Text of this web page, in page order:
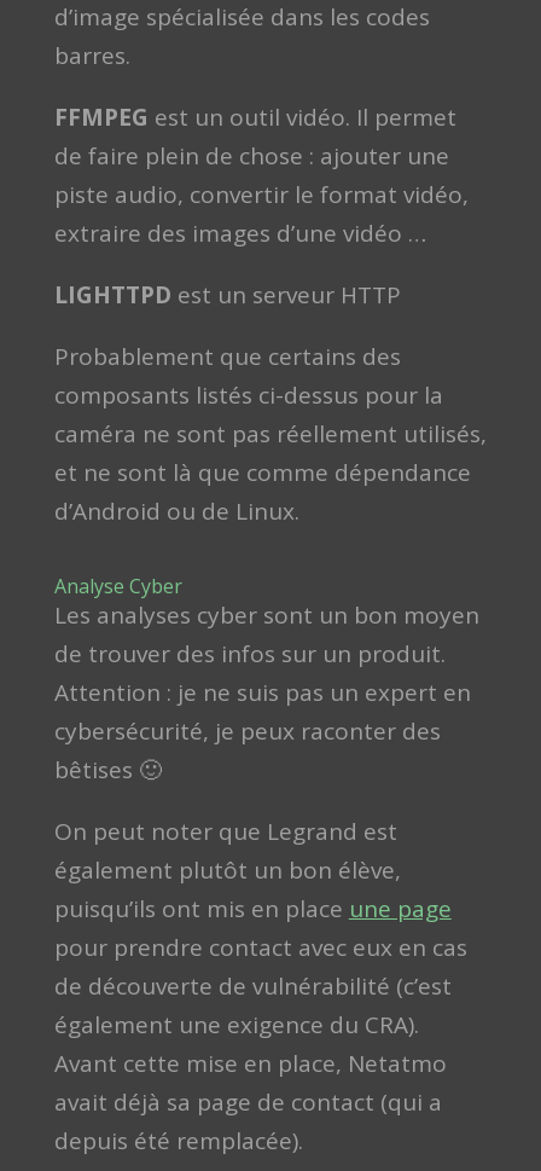
d’image spécialisée dans les codes
barres.
FFMPEG est un outil vidéo. Il permet
de faire plein de chose : ajouter une
piste audio, convertir le format vidéo,
extraire des images d’une vidéo …
LIGHTTPD est un serveur HTTP
Probablement que certains des
composants listés ci-dessus pour la
caméra ne sont pas réellement utilisés,
et ne sont là que comme dépendance
d’Android ou de Linux.
Analyse Cyber
Les analyses cyber sont un bon moyen
de trouver des infos sur un produit.
Attention : je ne suis pas un expert en
cybersécurité, je peux raconter des
bêtises 🙂
On peut noter que Legrand est
également plutôt un bon élève,
puisqu’ils ont mis en place une page
pour prendre contact avec eux en cas
de découverte de vulnérabilité (c’est
également une exigence du CRA).
Avant cette mise en place, Netatmo
avait déjà sa page de contact (qui a
depuis été remplacée).